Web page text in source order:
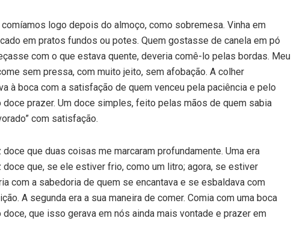
logo depois do almoço, como sobremesa. Vinha em
em pratos fundos ou potes. Quem gostasse de canela em pó
com o que estava quente, deveria comê-lo pelas bordas. Meu
sem pressa, com muito jeito, sem afobação. A colher
à boca com a satisfação de quem venceu pela paciência e pelo
prazer. Um doce simples, feito pelas mãos de quem sabia
com satisfação.
que duas coisas me marcaram profundamente. Uma era
que, se ele estiver frio, como um litro; agora, se estiver
com a sabedoria de quem se encantava e se esbaldava com
A segunda era a sua maneira de comer. Comia com uma boca
que isso gerava em nós ainda mais vontade e prazer em